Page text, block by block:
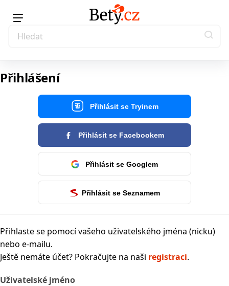
Přihlášení
Přihlásit se Tryinem
Přihlásit se Facebookem
Přihlásit se Googlem
Přihlásit se Seznamem
Přihlaste se pomocí vašeho uživatelského jména (nicku)
nebo e-mailu.
Ještě nemáte účet? Pokračujte na naši registraci.
Uživatelské jméno